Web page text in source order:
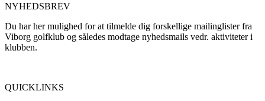
NYHEDSBREV
Du har her mulighed for at tilmelde dig forskellige mailinglister fra
Viborg golfklub og således modtage nyhedsmails vedr. aktiviteter i
klubben.
QUICKLINKS